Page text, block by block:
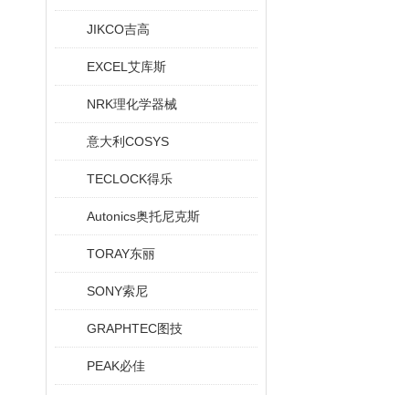
JIKCO吉高
EXCEL艾库斯
NRK理化学器械
意大利COSYS
TECLOCK得乐
Autonics奥托尼克斯
TORAY东丽
SONY索尼
GRAPHTEC图技
PEAK必佳